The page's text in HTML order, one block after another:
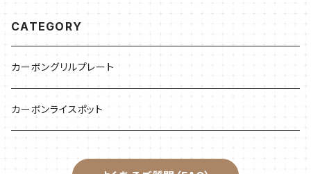
CATEGORY
カーボングリルプレート
カーボンライスポット